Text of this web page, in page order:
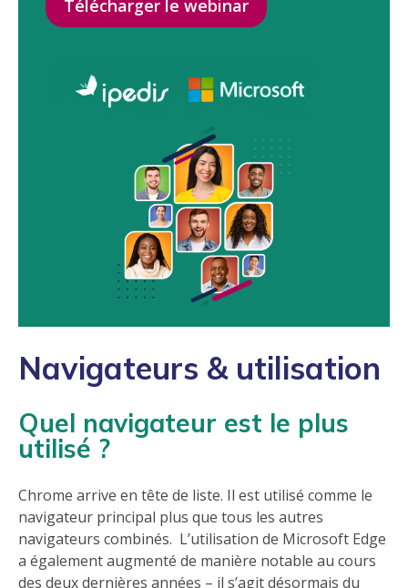
Télécharger le webinar
Navigateurs & utilisation
Quel navigateur est le plus
utilisé ?
Chrome arrive en tête de liste. Il est utilisé comme le
navigateur principal plus que tous les autres
navigateurs combinés. L’utilisation de Microsoft Edge
a également augmenté de manière notable au cours
des deux dernières années – il s’agit désormais du